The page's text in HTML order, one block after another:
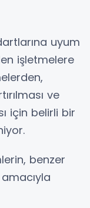
uyum
işletmelere
ve
için belirli bir
benzer